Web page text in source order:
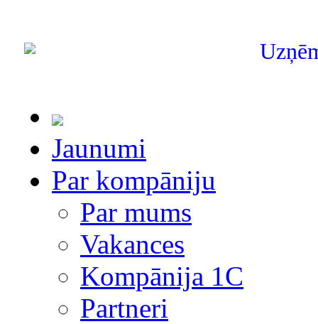
Jaunumi
Par kompāniju
Par mums
Vakances
Kompānija 1С
Partneri